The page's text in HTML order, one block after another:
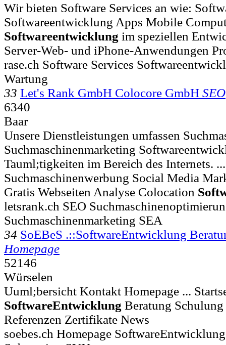
Wir bieten Software Services an wie:
Softwareentwicklung Apps Mobile
Softwareentwicklung im speziellen
Server-Web- und iPhone-Anwendungen
rase.ch Software Services
Wartung
33 Let's Rank GmbH Colocore GmbH SEO
6340
Baar
Unsere Dienstleistungen umfassen
Suchmaschinenmarketing
Tauml;tigkeiten im Bereich des Internets. ...
Suchmaschinenwerbung Social Media
Gratis Webseiten Analyse Colocation
letsrank.ch SEO
Suchmaschinenmarketing SEA
34 SoEBeS .::SoftwareEntwicklung
Homepage
52146
Würselen
Uuml;bersicht Kontakt Homepage ...
SoftwareEntwicklung Beratung
Referenzen Zertifikate News
soebes.ch Homepage